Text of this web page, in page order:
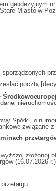
geodezyjnym
Miasto w
pocztą
Spółki, o
związane
złożonej
(16.07.2026